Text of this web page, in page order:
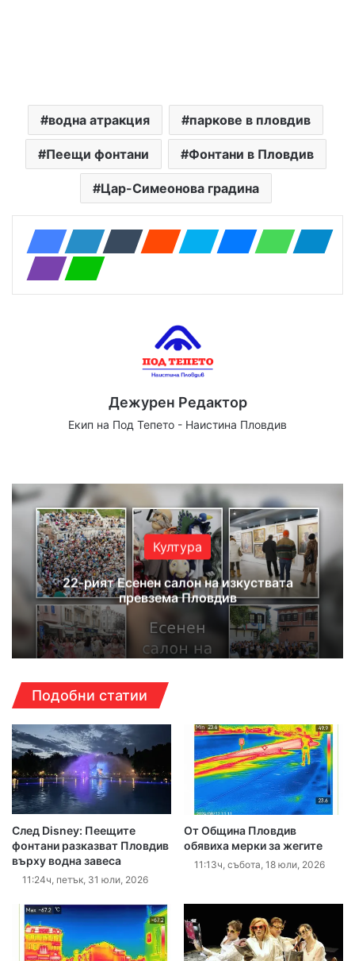
водна атракция паркове в пловдив
Пеещи фонтани Фонтани в Пловдив
Цар-Симеонова градина
Дежурен Редактор
Екип на Под Тепето - Наистина Пловдив
Култура
22-рият Есенен салон на изкуствата
превзема Пловдив
Подобни статии
След Disney: Пеещите
фонтани разказват Пловдив
върху водна завеса
11:24ч, петък, 31 юли, 2026
От Община Пловдив
обявиха мерки за жегите
11:13ч, събота, 18 юли, 2026